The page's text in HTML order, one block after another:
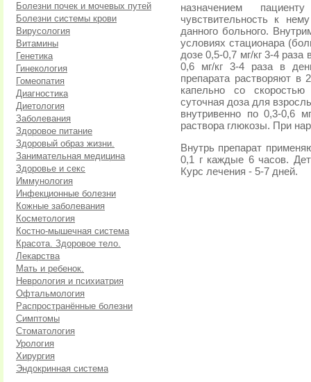
Болезни почек и мочевых путей
Болезни системы крови
Вирусология
Витамины
Генетика
Гинекология
Гомеопатия
Диагностика
Диетология
Заболевания
Здоровое питание
Здоровый образ жизни.
Занимательная медицина
Здоровье и секс
Иммунология
Инфекционные болезни
Кожные заболевания
Косметология
Костно-мышечная система
Красота. Здоровое тело.
Лекарства
Мать и ребенок.
Неврология и психиатрия
Офтальмология
Распространённые болезни
Симптомы
Стоматология
Урология
Хирургия
Эндокринная система
назначением
чувствительность к
данного больного.
условиях стационара
дозе 0,5-0,7 мг/кг 3-4
0,6 мг/кг 3-4 раза в
препарата растворяют в
капельно со
суточная доза для
внутривенно по 0,3-0,6
раствора глюкозы. При
Внутрь препарат
0,1 г каждые 6 часов.
Курс лечения - 5-7 дней.